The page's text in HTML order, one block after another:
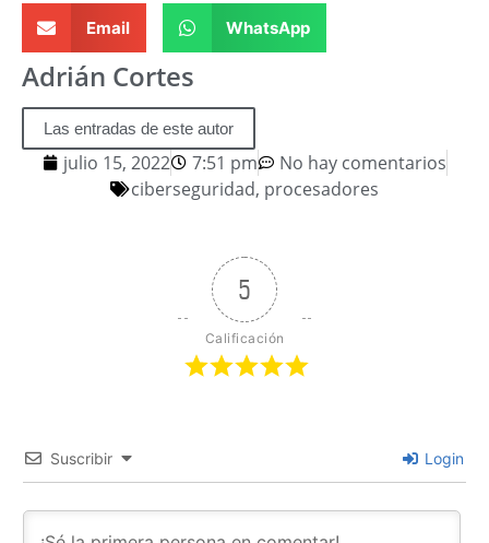
Email WhatsApp
Adrián Cortes
Las entradas de este autor
julio 15, 2022 7:51 pm
No hay comentarios
ciberseguridad, procesadores
5
Calificación
Suscribir Login